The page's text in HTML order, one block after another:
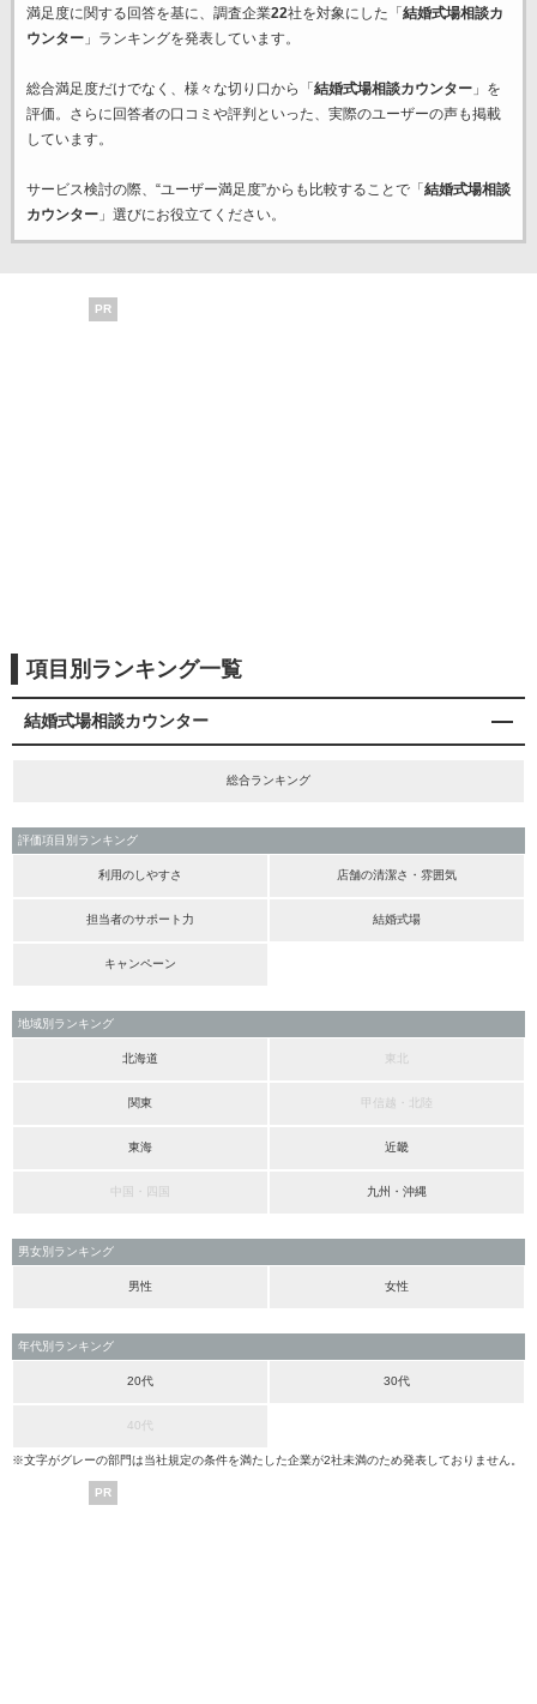
満足度に関する回答を基に、調査企業22社を対象にした「 結婚式場相談カ
ウンター」ランキングを発表しています。
総合満足度だけでなく、様々な切り口から「 結婚式場相談カウンター」を
評価。さらに回答者の口コミや評判といった、実際のユーザーの声も掲載
しています。
サービス検討の際、“ユーザー満足度”からも比較することで「 結婚式場相談
カウンター」選びにお役立てください。
PR
項目別ランキング一覧
結婚式場相談カウンター
総合ランキング
評価項目別ランキング
利用のしやすさ 店舗の清潔さ・雰囲気
担当者のサポート力 結婚式場
キャンペーン
地域別ランキング
北海道 東北
関東 甲信越・北陸
東海 近畿
中国・四国 九州・沖縄
男女別ランキング
男性 女性
年代別ランキング
20代 30代
40代
※文字がグレーの部門は当社規定の条件を満たした企業が2社未満のため発表しておりません。
PR